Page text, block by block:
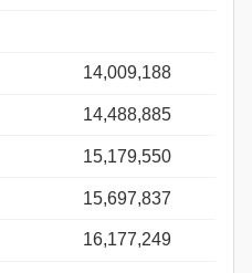
14,009,188
14,488,885
15,179,550
15,697,837
16,177,249